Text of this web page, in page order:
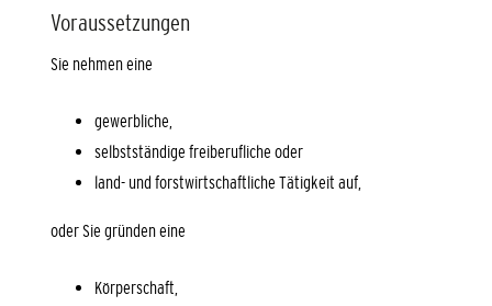
Voraussetzungen
Sie nehmen eine
gewerbliche,
selbstständige freiberufliche oder
land- und forstwirtschaftliche Tätigkeit auf,
oder Sie gründen eine
Körperschaft,